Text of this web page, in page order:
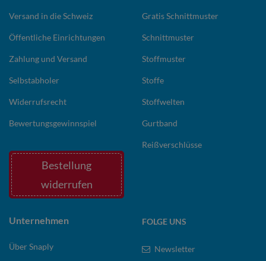
Versand in die Schweiz
Öffentliche Einrichtungen
Zahlung und Versand
Selbstabholer
Widerrufsrecht
Bewertungsgewinnspiel
Bestellung
widerrufen
Gratis Schnittmuster
Schnittmuster
Stoffmuster
Stoffe
Stoffwelten
Gurtband
Reißverschlüsse
Unternehmen
Über Snaply
FOLGE UNS
Newsletter